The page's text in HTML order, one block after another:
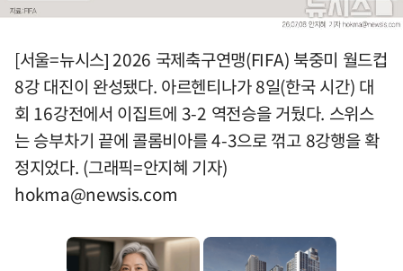
[서울=뉴시스] 2026 국제축구연맹(FIFA) 북중미 월드컵
8강 대진이 완성됐다. 아르헨티나가 8일(한국 시간) 대
회 16강전에서 이집트에 3-2 역전승을 거뒀다. 스위스
는 승부차기 끝에 콜롬비아를 4-3으로 꺾고 8강행을 확
정지었다. (그래픽=안지혜 기자)
hokma@newsis.com